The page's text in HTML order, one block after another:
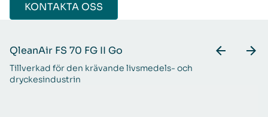
KONTAKTA OSS
QleanAir FS 70 FG II Go
Tillverkad för den krävande livsmedels- och
dryckesindustrin